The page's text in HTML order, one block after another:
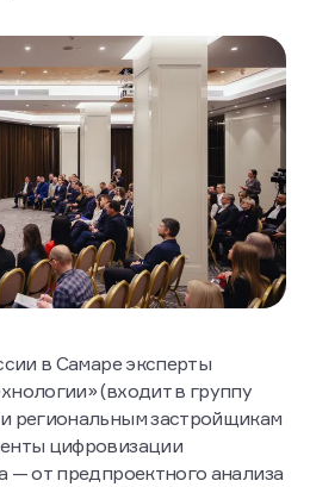
в Самаре эксперты
(входит в группу
региональным застройщикам
цифровизации
— от предпроектного анализа